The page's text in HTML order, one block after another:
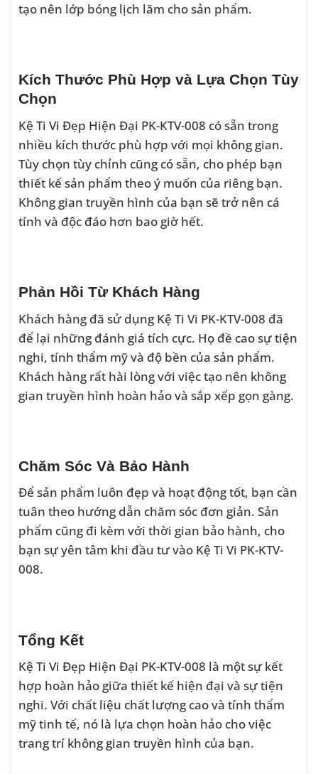
tạo nên lớp bóng lịch lãm cho sản phẩm.
Kích Thước Phù Hợp và Lựa Chọn Tùy
Chọn
Kệ Ti Vi Đẹp Hiện Đại PK-KTV-008 có sẵn trong
nhiều kích thước phù hợp với mọi không gian.
Tùy chọn tùy chỉnh cũng có sẵn, cho phép bạn
thiết kế sản phẩm theo ý muốn của riêng bạn.
Không gian truyền hình của bạn sẽ trở nên cá
tính và độc đáo hơn bao giờ hết.
Phản Hồi Từ Khách Hàng
Khách hàng đã sử dụng Kệ Ti Vi PK-KTV-008 đã
để lại những đánh giá tích cực. Họ đề cao sự tiện
nghi, tính thẩm mỹ và độ bền của sản phẩm.
Khách hàng rất hài lòng với việc tạo nên không
gian truyền hình hoàn hảo và sắp xếp gọn gàng.
Chăm Sóc Và Bảo Hành
Để sản phẩm luôn đẹp và hoạt động tốt, bạn cần
tuân theo hướng dẫn chăm sóc đơn giản. Sản
phẩm cũng đi kèm với thời gian bảo hành, cho
bạn sự yên tâm khi đầu tư vào Kệ Ti Vi PK-KTV-
008.
Tổng Kết
Kệ Ti Vi Đẹp Hiện Đại PK-KTV-008 là một sự kết
hợp hoàn hảo giữa thiết kế hiện đại và sự tiện
nghi. Với chất liệu chất lượng cao và tính thẩm
mỹ tinh tế, nó là lựa chọn hoàn hảo cho việc
trang trí không gian truyền hình của bạn.